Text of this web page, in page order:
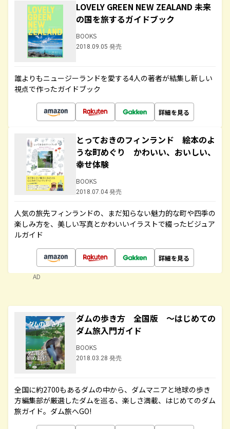
LOVELY GREEN NEW ZEALAND 未来
の国を旅するガイドブック
BOOKS
2018.09.05 発売
誰よりもニュージーランドを愛する4人の著者が結集し新しい
視点で作ったガイドブック
詳細を見る
とっておきのフィンランド 絵本のよ
うな町めぐり かわいい、おいしい、
幸せ体験
BOOKS
2018.07.04 発売
人気の旅先フィンランドの、まだ知らない魅力的な町や四季の
楽しみ方を、美しい写真とかわいいイラストで綴ったビジュア
ルガイド
詳細を見る
AD
ダムの歩き方 全国版 ～はじめての
ダム旅入門ガイド
BOOKS
2018.03.28 発売
全国に約2700もあるダムの中から、ダムマニアと地球の歩き
方編集部が厳選したダムを巡る、楽しさ満載、はじめてのダム
旅ガイド。ダム旅へGO!